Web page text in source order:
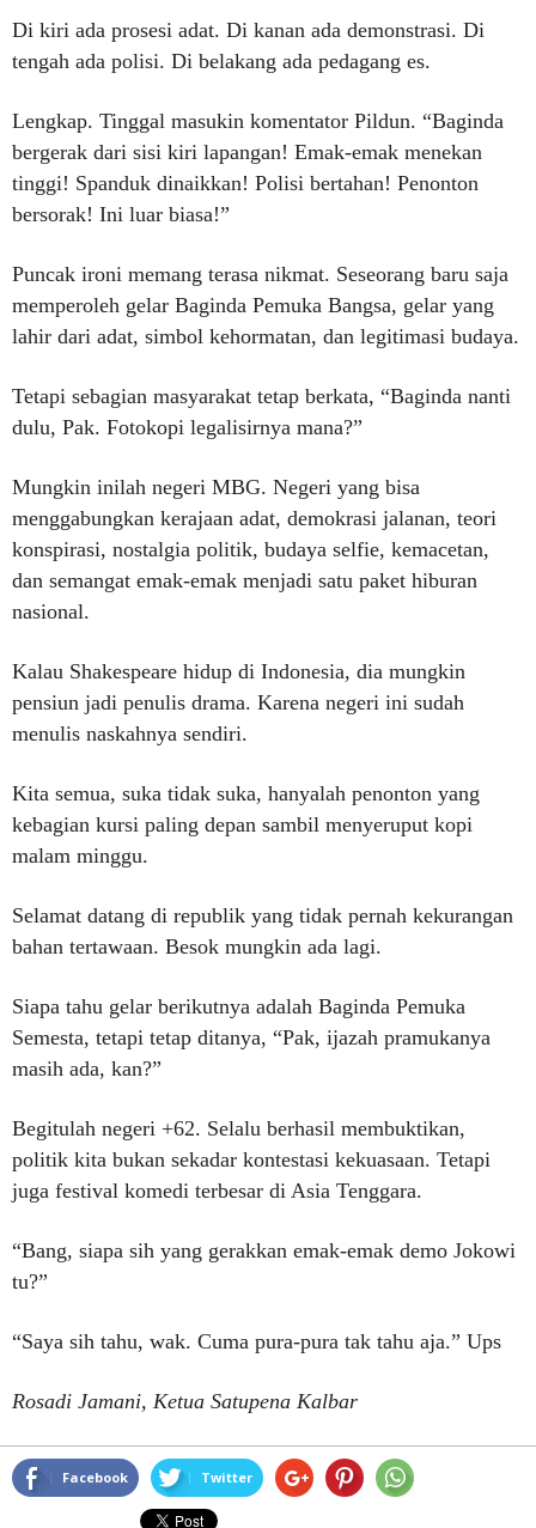
Di kiri ada prosesi adat. Di kanan ada demonstrasi. Di
tengah ada polisi. Di belakang ada pedagang es.
Lengkap. Tinggal masukin komentator Pildun. “Baginda
bergerak dari sisi kiri lapangan! Emak-emak menekan
tinggi! Spanduk dinaikkan! Polisi bertahan! Penonton
bersorak! Ini luar biasa!”
Puncak ironi memang terasa nikmat. Seseorang baru saja
memperoleh gelar Baginda Pemuka Bangsa, gelar yang
lahir dari adat, simbol kehormatan, dan legitimasi budaya.
Tetapi sebagian masyarakat tetap berkata, “Baginda nanti
dulu, Pak. Fotokopi legalisirnya mana?”
Mungkin inilah negeri MBG. Negeri yang bisa
menggabungkan kerajaan adat, demokrasi jalanan, teori
konspirasi, nostalgia politik, budaya selfie, kemacetan,
dan semangat emak-emak menjadi satu paket hiburan
nasional.
Kalau Shakespeare hidup di Indonesia, dia mungkin
pensiun jadi penulis drama. Karena negeri ini sudah
menulis naskahnya sendiri.
Kita semua, suka tidak suka, hanyalah penonton yang
kebagian kursi paling depan sambil menyeruput kopi
malam minggu.
Selamat datang di republik yang tidak pernah kekurangan
bahan tertawaan. Besok mungkin ada lagi.
Siapa tahu gelar berikutnya adalah Baginda Pemuka
Semesta, tetapi tetap ditanya, “Pak, ijazah pramukanya
masih ada, kan?”
Begitulah negeri +62. Selalu berhasil membuktikan,
politik kita bukan sekadar kontestasi kekuasaan. Tetapi
juga festival komedi terbesar di Asia Tenggara.
“Bang, siapa sih yang gerakkan emak-emak demo Jokowi
tu?”
“Saya sih tahu, wak. Cuma pura-pura tak tahu aja.” Ups
Rosadi Jamani, Ketua Satupena Kalbar
Facebook Twitter